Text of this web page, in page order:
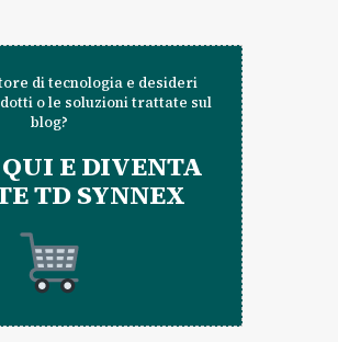
di tecnologia e desideri
o le soluzioni trattate sul
blog?
E DIVENTA
TD SYNNEX